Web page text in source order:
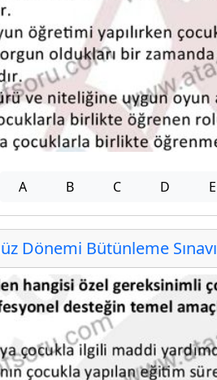
A B C D E
Dönemi Bütünleme Sınavı